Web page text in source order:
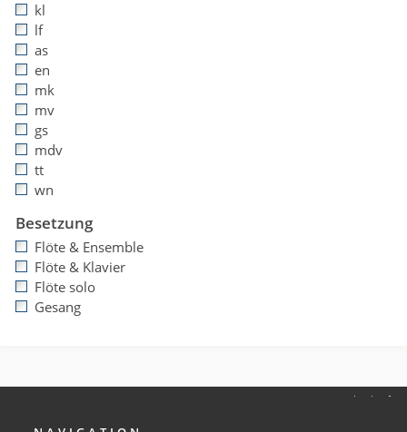
kl
lf
as
en
mk
mv
gs
mdv
tt
wn
Besetzung
Flöte & Ensemble
Flöte & Klavier
Flöte solo
Gesang